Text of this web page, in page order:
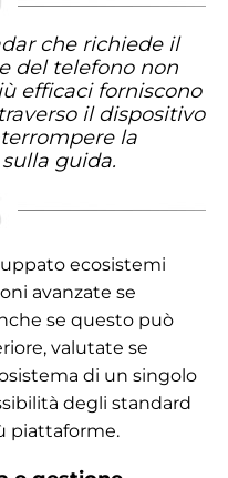
che richiede il
del telefono non
efficaci forniscono
il dispositivo
la
guida.
ecosistemi
avanzate se
se questo può
valutate se
di un singolo
degli standard
piattaforme.